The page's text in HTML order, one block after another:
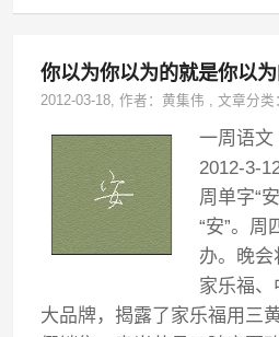
你以为你以为的就是你以为
2012-03-18, 作者：黄集伟 ,文章分类
一周语文
2012-3-
周单字“
“安”。周
办。晚会
家乐福、
大品牌，揭露了家乐福用三